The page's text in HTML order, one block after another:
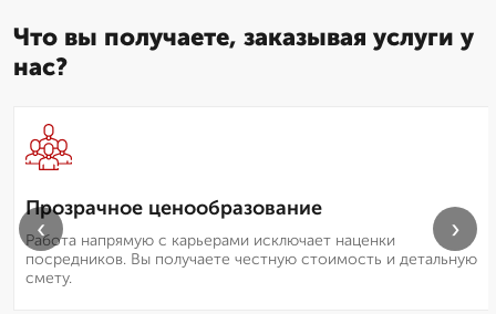
Что вы получаете, заказывая услуги у
нас?
Прозрачное ценообразование
Работа напрямую с карьерами исключает наценки
посредников. Вы получаете честную стоимость и детальную
смету.
‹ ›